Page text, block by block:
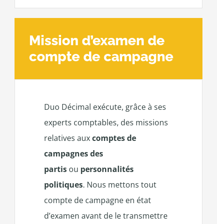
Mission d’examen de
compte de campagne
Duo Décimal exécute, grâce à ses
experts comptables, des missions
relatives auxcomptes de
campagnes des
partis ou personnalités
politiques. Nous mettons tout
compte de campagne en état
d’examen avant de le transmettre